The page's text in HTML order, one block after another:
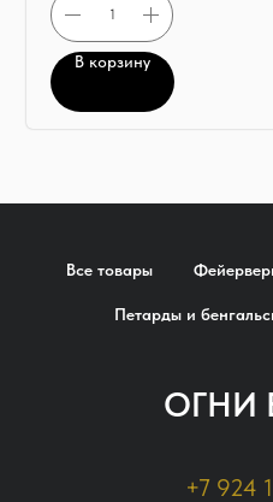
В корзину
Все товары
Петарды и
ОГНИ
+7 924